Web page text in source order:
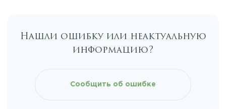
Рогачёвское
Рублево-Успенское
Нашли ошибку или неактуальную
информацию?
Сообщить об ошибке